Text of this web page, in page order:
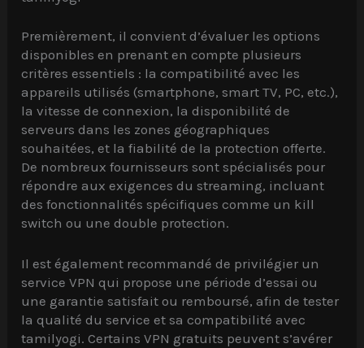
Premièrement, il convient d’évaluer les options
disponibles en prenant en compte plusieurs
critères essentiels : la compatibilité avec les
appareils utilisés (smartphone, smart TV, PC, etc.),
la vitesse de connexion, la disponibilité de
serveurs dans les zones géographiques
souhaitées, et la fiabilité de la protection offerte.
De nombreux fournisseurs sont spécialisés pour
répondre aux exigences du streaming, incluant
des fonctionnalités spécifiques comme un kill
switch ou une double protection.
Il est également recommandé de privilégier un
service VPN qui propose une période d’essai ou
une garantie satisfait ou remboursé, afin de tester
la qualité du service et sa compatibilité avec
tamilyogi. Certains VPN gratuits peuvent s’avérer